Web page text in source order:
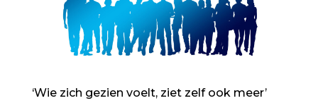
‘Wie zich gezien voelt, ziet zelf ook meer’